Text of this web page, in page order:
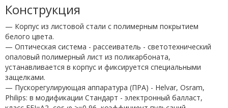
Конструкция
— Корпус из листовой стали с полимерным покрытием
белого цвета.
— Оптическая система - рассеиватель - светотехнический
опаловый полимерный лист из поликарбоната,
устанавливается в корпус и фиксируется специальными
защелками.
— Пускорегулирующая аппаратура (ПРА) - Helvar, Osram,
Philips: в модификации Стандарт - электронный балласт,